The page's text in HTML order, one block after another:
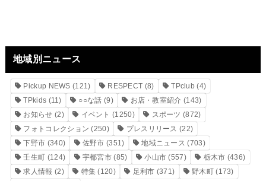
地域別ニュース
Pickup NEWS (121) RESPECT (8) TPclub (4)
TPkids (11) ○○な話 (9) お店・教室紹介 (143)
お知らせ (2) イベント (1250) スポーツ (872)
フォトコレクション (250) プレスリリース (22)
下野市 (340) 佐野市 (351) 地域ニュース (703)
壬生町 (124) 宇都宮市 (85) 小山市 (557) 栃木市 (436)
求人情報 (2) 特集 (120) 足利市 (371) 野木町(173)